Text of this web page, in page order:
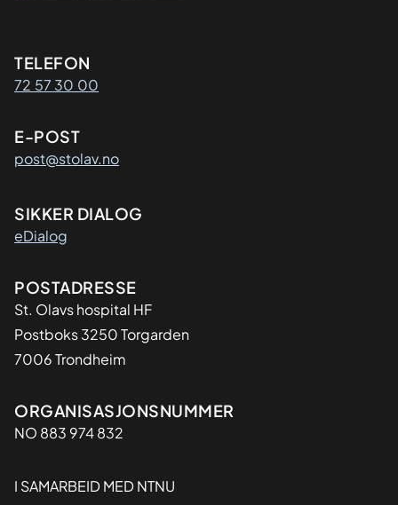
Kontaktinformasjon
TELEFON
72 57 30 00
E-POST
post@stolav.no
SIKKER DIALOG
eDialog
Adresse
POSTADRESSE
St. Olavs hospital HF
Postboks 3250 Torgarden
7006 Trondheim
Organisasjon
ORGANISASJONSNUMMER
NO 883 974 832
I SAMARBEID MED NTNU